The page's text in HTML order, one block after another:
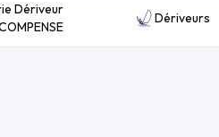
Dériveur
Dériveurs